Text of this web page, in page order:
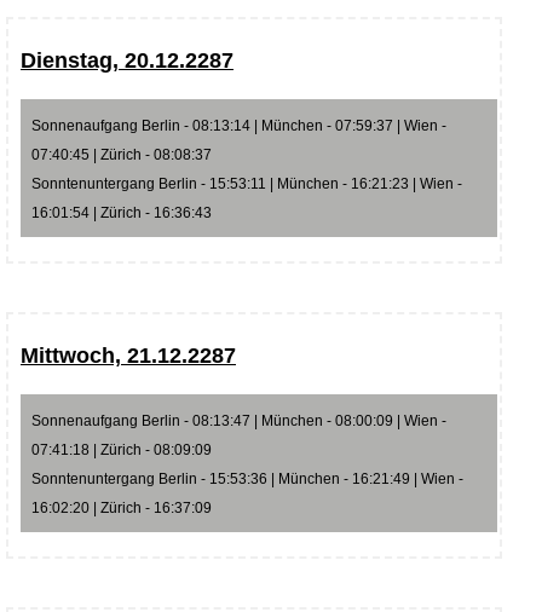
Dienstag, 20.12.2287
Sonnenaufgang Berlin - 08:13:14 | München - 07:59:37 | Wien -
07:40:45 | Zürich - 08:08:37
Sonntenuntergang Berlin - 15:53:11 | München - 16:21:23 | Wien -
16:01:54 | Zürich - 16:36:43
Mittwoch, 21.12.2287
Sonnenaufgang Berlin - 08:13:47 | München - 08:00:09 | Wien -
07:41:18 | Zürich - 08:09:09
Sonntenuntergang Berlin - 15:53:36 | München - 16:21:49 | Wien -
16:02:20 | Zürich - 16:37:09